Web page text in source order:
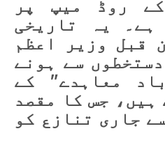
روڈ میپ پر
ہے۔ یہ تاریخی
قبل وزیر اعظم
سے ہونے
معاہدے” کے
ہیں، جس کا مقصد
جاری تنازع کو